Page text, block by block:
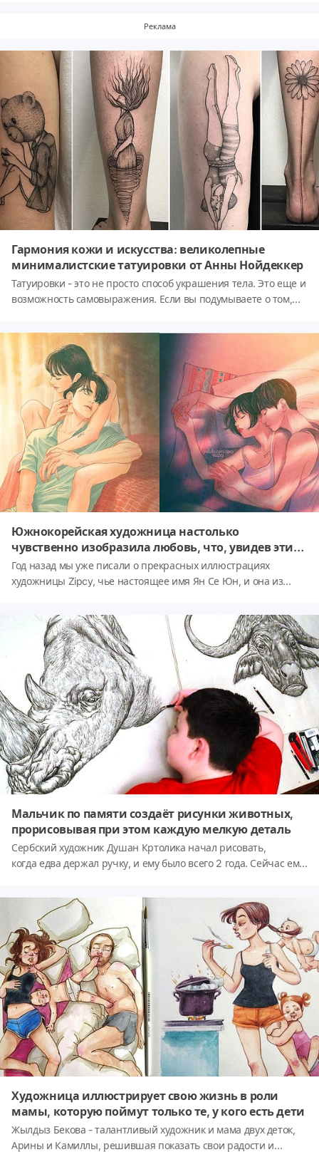
пепельницу, полную окурков, а на самом деле это
что Бена Черчилля можно по праву назвать настоящим
поваром-иллюзионистом.
Реклама
Гармония кожи и искусства: великолепные
минималистские татуировки от Анны Нойдеккер
Татуировки - это не просто способ украшения тела. Это еще и
возможность самовыражения. Если вы подумываете о том,
стиль, автором которого стала Анна Нойдеккер. Сегодня речь
пойдет о ней и ее работах.
Южнокорейская художница настолько
чувственно изобразила любовь, что, увидев эти
работы, вы сами сможете ее почувствовать
(Часть-2)
Год назад мы уже писали о прекрасных иллюстрациях
художницы Zipcy, чье настоящее имя Ян Се Юн, и она из
насладиться продолжением серии ее работ под
названием 'Touch' ('Прикосновение').Когда Ян Се
Юн спросили, что для неё является самым лёгким и самым
сложным в рисовании, художница ответила: 'Самым простым
является рисование линий и черт лица, а самым сложным —
это глаза и придание цвета рисунку. Больше всего я
сосредоточена на выражении глаз, полных любви'.
Мальчик по памяти создаёт рисунки животных,
прорисовывая при этом каждую мелкую деталь
Сербский художник Душан Кртолика начал рисовать,
когда едва держал ручку, и ему было всего 2 года. Сейчас ему
очень любит природу, и это главная тема в его работах. Все
его рисунки поражают: как точно в них все передано с точки
зрения анатомии. Пару лет назад Душан даже
иллюстрировал энциклопедию!
Художница иллюстрирует свою жизнь в роли
мамы, которую поймут только те, у кого есть дети
Жылдыз Бекова - талантливый художник и мама двух деток,
Арины и Камиллы, решившая показать свои радости и